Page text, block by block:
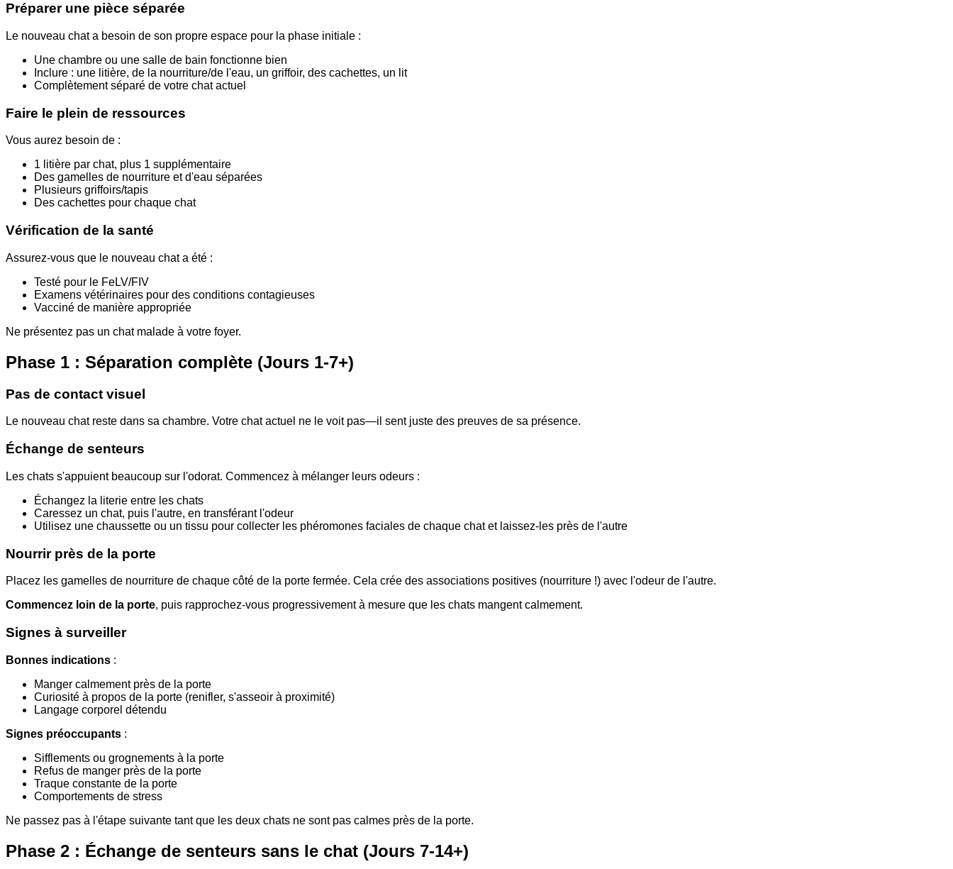
Préparer une pièce séparée
Le nouveau chat a besoin de son propre espace pour la phase initiale :
Une chambre ou une salle de bain fonctionne bien
Inclure : une litière, de la nourriture/de l'eau, un griffoir, des cachettes, un lit
Complètement séparé de votre chat actuel
Faire le plein de ressources
Vous aurez besoin de :
1 litière par chat, plus 1 supplémentaire
Des gamelles de nourriture et d'eau séparées
Plusieurs griffoirs/tapis
Des cachettes pour chaque chat
Vérification de la santé
Assurez-vous que le nouveau chat a été :
Testé pour le FeLV/FIV
Examens vétérinaires pour des conditions contagieuses
Vacciné de manière appropriée
Ne présentez pas un chat malade à votre foyer.
Phase 1 : Séparation complète (Jours 1-7+)
Pas de contact visuel
Le nouveau chat reste dans sa chambre. Votre chat actuel ne le voit pas—il sent juste des preuves de sa présence.
Échange de senteurs
Les chats s'appuient beaucoup sur l'odorat. Commencez à mélanger leurs odeurs :
Échangez la literie entre les chats
Caressez un chat, puis l'autre, en transférant l'odeur
Utilisez une chaussette ou un tissu pour collecter les phéromones faciales de chaque chat et laissez-les près de l'autre
Nourrir près de la porte
Placez les gamelles de nourriture de chaque côté de la porte fermée. Cela crée des associations positives (nourriture !) avec l'odeur de l'autre.
Commencez loin de la porte, puis rapprochez-vous progressivement à mesure que les chats mangent calmement.
Signes à surveiller
Bonnes indications :
Manger calmement près de la porte
Curiosité à propos de la porte (renifler, s'asseoir à proximité)
Langage corporel détendu
Signes préoccupants :
Sifflements ou grognements à la porte
Refus de manger près de la porte
Traque constante de la porte
Comportements de stress
Ne passez pas à l'étape suivante tant que les deux chats ne sont pas calmes près de la porte.
Phase 2 : Échange de senteurs sans le chat (Jours 7-14+)